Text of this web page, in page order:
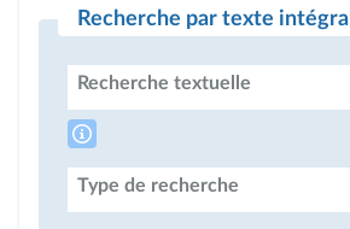
Recherche par texte intégral
Recherche textuelle
Type de recherche